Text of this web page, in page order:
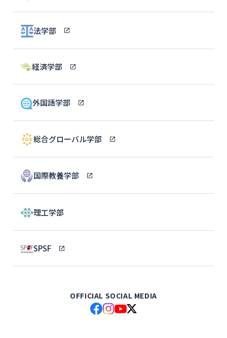
法学部
経済学部
外国語学部
総合グローバル学部
国際教養学部
理工学部
SPSF
OFFICIAL SOCIAL MEDIA